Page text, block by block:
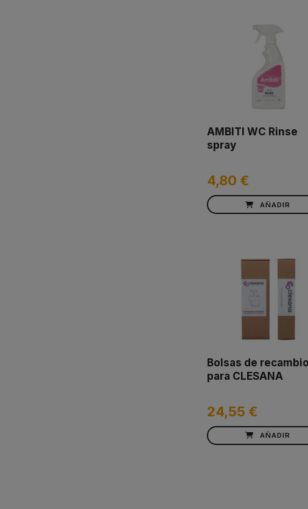
AMBITI WC Rinse
spray
4,80 €
AÑADIR
Bolsas de recambio
para CLESANA
24,55 €
AÑADIR